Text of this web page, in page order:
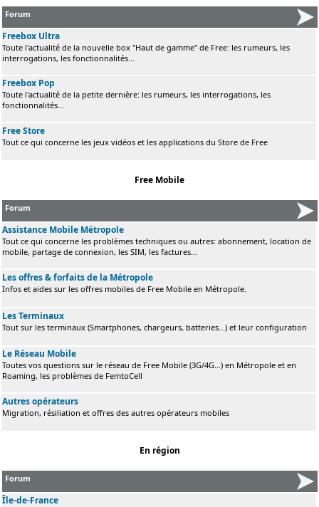
Forum
Freebox Ultra
Toute l'actualité de la nouvelle box "Haut de gamme" de Free: les rumeurs, les
interrogations, les fonctionnalités...
Freebox Pop
Toute l'actualité de la petite dernière: les rumeurs, les interrogations, les
fonctionnalités...
Free Store
Tout ce qui concerne les jeux vidéos et les applications du Store de Free
Free Mobile
Forum
Assistance Mobile Métropole
Tout ce qui concerne les problèmes techniques ou autres: abonnement, location de
mobile, partage de connexion, les SIM, les factures...
Les offres & forfaits de la Métropole
Infos et aides sur les offres mobiles de Free Mobile en Métropole.
Les Terminaux
Tout sur les terminaux (Smartphones, chargeurs, batteries...) et leur configuration
Le Réseau Mobile
Toutes vos questions sur le réseau de Free Mobile (3G/4G...) en Métropole et en
Roaming, les problèmes de FemtoCell
Autres opérateurs
Migration, résiliation et offres des autres opérateurs mobiles
En région
Forum
Île-de-France